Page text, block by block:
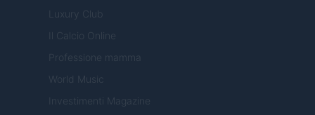
Luxury Club
Il Calcio Online
Professione mamma
World Music
Investimenti Magazine